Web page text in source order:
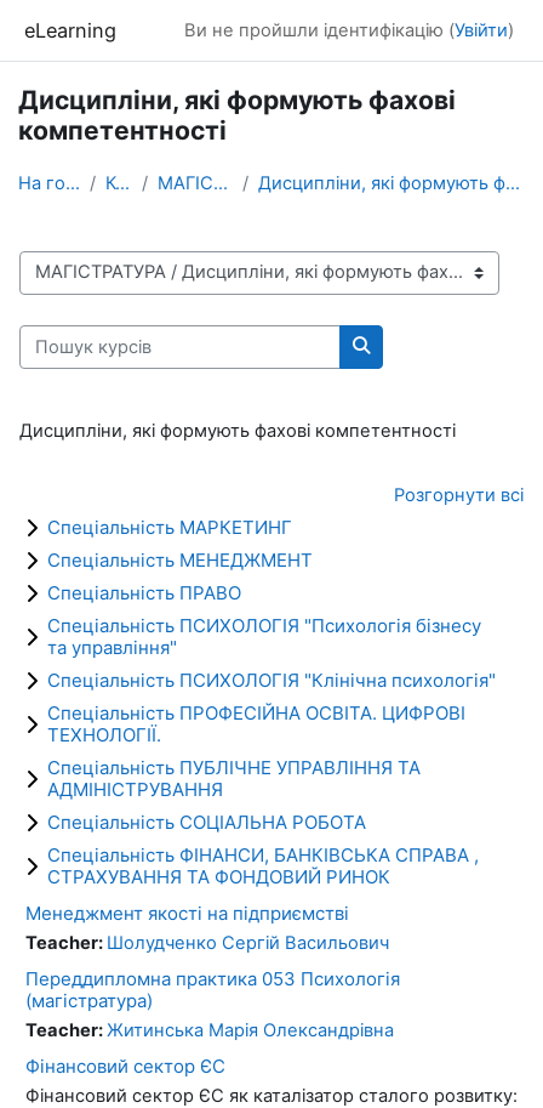
eLearning Ви не пройшли ідентифікацію (Увійти)
Дисципліни, які формують фахові
компетентності
На головну Курси МАГІСТРАТУРА Дисципліни, які формують фахові компетентності
Категорії курсів
Пошук курсів
Пошук курсів
Дисципліни, які формують фахові компетентності
Розгорнути всі
Спеціальність МАРКЕТИНГ
Спеціальність МЕНЕДЖМЕНТ
Спеціальність ПРАВО
Спеціальність ПСИХОЛОГІЯ "Психологія бізнесу
та управління"
Спеціальність ПСИХОЛОГІЯ "Клінічна психологія"
Спеціальність ПРОФЕСІЙНА ОСВІТА. ЦИФРОВІ
ТЕХНОЛОГІЇ.
Спеціальність ПУБЛІЧНЕ УПРАВЛІННЯ ТА
АДМІНІСТРУВАННЯ
Спеціальність СОЦІАЛЬНА РОБОТА
Спеціальність ФІНАНСИ, БАНКІВСЬКА СПРАВА ,
СТРАХУВАННЯ ТА ФОНДОВИЙ РИНОК
Менеджмент якості на підприємстві
Teacher: Шолудченко Сергiй Васильович
Переддипломна практика 053 Психологія
(магістратура)
Teacher:Житинська Марія Олександрівна
Фінансовий сектор ЄС
Фінансовий сектор ЄС як каталізатор сталого розвитку: